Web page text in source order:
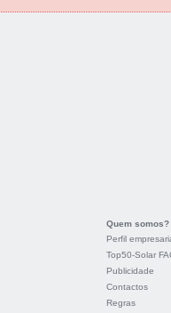
Quem somos?
Perfil
Top50-Solar
Publicidade
Contactos
Regras